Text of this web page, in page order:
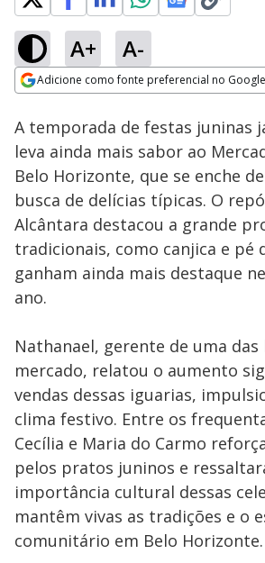
A+ A-
Adicione como fonte preferencial no Google
Ativar
Loaded:
7.57%
A temporada de festas juninas
leva ainda mais sabor ao
Belo Horizonte, que se enche
busca de delícias típicas. O
Alcântara destacou a grande
tradicionais, como canjica e pé
ganham ainda mais destaque
ano.
Nathanael, gerente de uma das
mercado, relatou o aumento
vendas dessas iguarias,
clima festivo. Entre os
Cecília e Maria do Carmo
pelos pratos juninos e
importância cultural dessas
mantêm vivas as tradições e o
comunitário em Belo Horizonte.